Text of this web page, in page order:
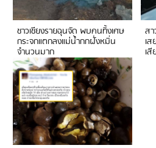
ชาวเชียงรายฉุนจัด พบคนทิ้งเศษ
กระจกแตกลงแม่น้ำกกฝั่งหมิ่น
จำนวนมาก
ส
เ
เ